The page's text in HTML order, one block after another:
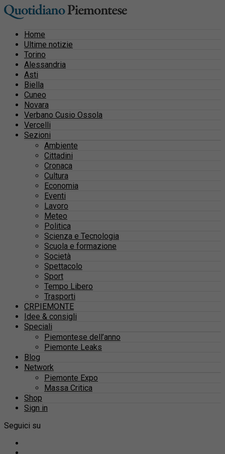
Home
Ultime notizie
Torino
Alessandria
Asti
Biella
Cuneo
Novara
Verbano Cusio Ossola
Vercelli
Sezioni
Ambiente
Cittadini
Cronaca
Cultura
Economia
Eventi
Lavoro
Meteo
Politica
Scienza e Tecnologia
Scuola e formazione
Società
Spettacolo
Sport
Tempo Libero
Trasporti
CRPIEMONTE
Idee & consigli
Speciali
Piemontese dell’anno
Piemonte Leaks
Blog
Network
Piemonte Expo
Massa Critica
Shop
Sign in
Seguici su